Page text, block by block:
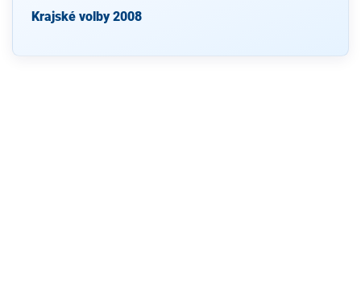
Krajské volby 2008